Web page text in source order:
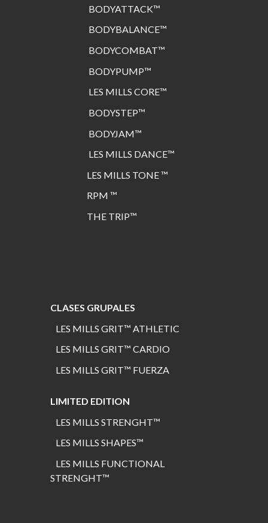
BODYATTACK™
BODYBALANCE™
BODYCOMBAT™
BODYPUMP™
LES MILLS CORE™
BODYSTEP™
BODYJAM™
LES MILLS DANCE™
LES MILLS TONE ™
RPM ™
THE TRIP™
CLASES GRUPALES
LES MILLS GRIT™ ATHLETIC
LES MILLS GRIT™ CARDIO
LES MILLS GRIT™ FUERZA
LIMITED EDITION
LES MILLS STRENGHT™
LES MILLS SHAPES™
LES MILLS FUNCTIONAL
STRENGHT™